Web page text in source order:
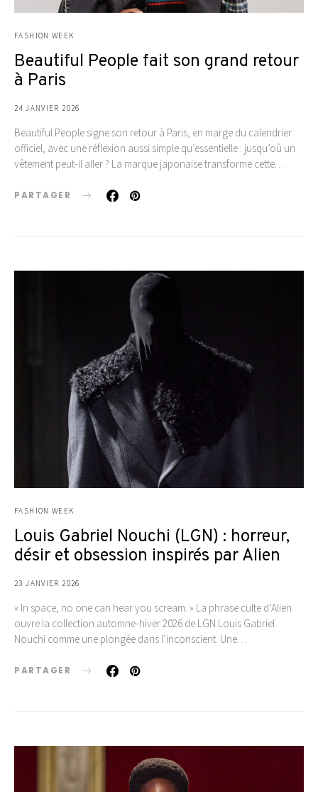
FASHION WEEK
Beautiful People fait son grand retour
à Paris
24 JANVIER 2026
Beautiful People signe son retour à Paris, en marge du calendrier
officiel, avec une réflexion aussi simple qu’essentielle : jusqu’où un
vêtement peut-il aller ? La marque japonaise transforme cette…
PARTAGER
FASHION WEEK
Louis Gabriel Nouchi (LGN) : horreur,
désir et obsession inspirés par Alien
23 JANVIER 2026
« In space, no one can hear you scream. » La phrase culte d’Alien
ouvre la collection automne-hiver 2026 de LGN Louis Gabriel
Nouchi comme une plongée dans l’inconscient. Une…
PARTAGER